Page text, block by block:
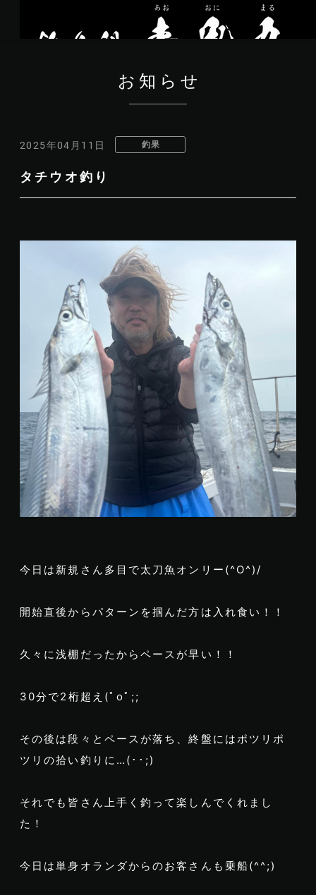
お知らせ
2025年04月11日 釣果
タチウオ釣り
今日は新規さん多目で太刀魚オンリー(^O^)/
開始直後からパターンを掴んだ方は入れ食い！！
久々に浅棚だったからペースが早い！！
30分で2桁超え(ﾟoﾟ;;
その後は段々とペースが落ち、終盤にはポツリポ
ツリの拾い釣りに…(･･;)
それでも皆さん上手く釣って楽しんでくれまし
た！
今日は単身オランダからのお客さんも乗船(^^;)